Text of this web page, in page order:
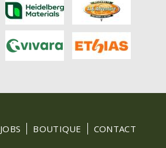
JOBS BOUTIQUE CONTACT